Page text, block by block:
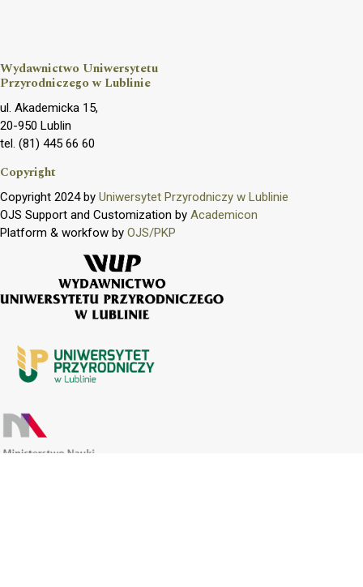
Wydawnictwo Uniwersytetu
Przyrodniczego w Lublinie
ul. Akademicka 15,
20-950 Lublin
tel. (81) 445 66 60
Copyright
Copyright 2024 by Uniwersytet Przyrodniczy w Lublinie
OJS Support and Customization by Academicon
Platform & workfow by OJS/PKP